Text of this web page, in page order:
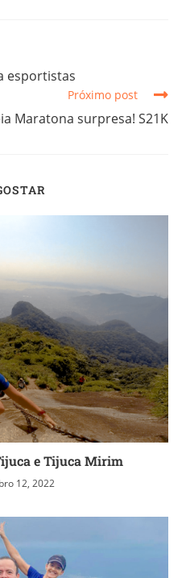
esportistas
Próximo post
Maratona surpresa! S21K
e Tijuca Mirim
12, 2022